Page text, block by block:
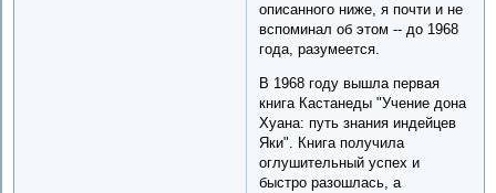
описанного ниже, я почти и не
вспоминал об этом -- до 1968
года, разумеется.
В 1968 году вышла первая
книга Кастанеды "Учение дона
Хуана: путь знания индейцев
Яки". Книга получила
оглушительный успех и
быстро разошлась, а